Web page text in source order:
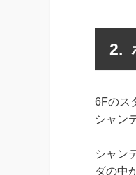
6Fのス
シャン
シャン
ダの中